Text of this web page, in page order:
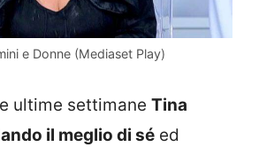
e Donne (Mediaset Play)
ultime settimane Tina
il meglio di sé ed